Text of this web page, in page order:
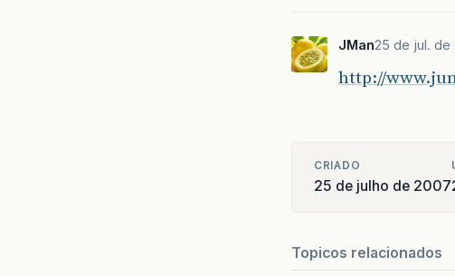
JMan25 de jul. de
http://
CRIADO
25 de julho de 2007
Topicos relacionados